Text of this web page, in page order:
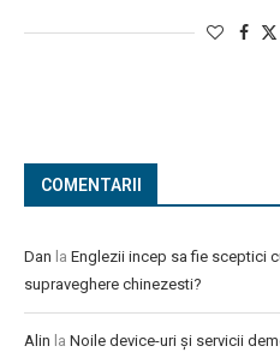
COMENTARII
Dan la Englezii incep sa fie sceptici
supraveghere chinezesti?
Alin la Noile device-uri și servicii